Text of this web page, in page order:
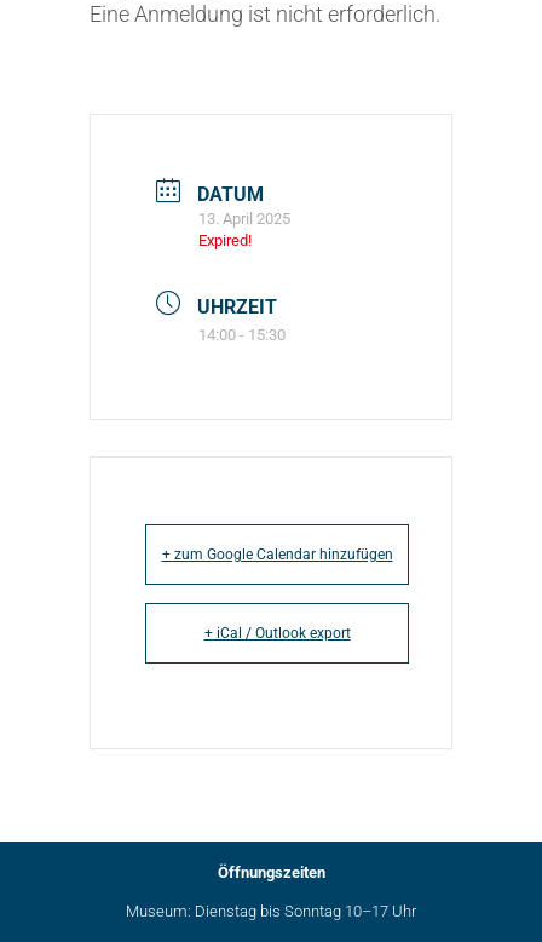
Eine Anmeldung ist nicht erforderlich.
DATUM
13. April 2025
Expired!
UHRZEIT
14:00 - 15:30
+ zum Google Calendar hinzufügen
+ iCal / Outlook export
Öffnungszeiten
Museum: Dienstag bis Sonntag 10–17 Uhr